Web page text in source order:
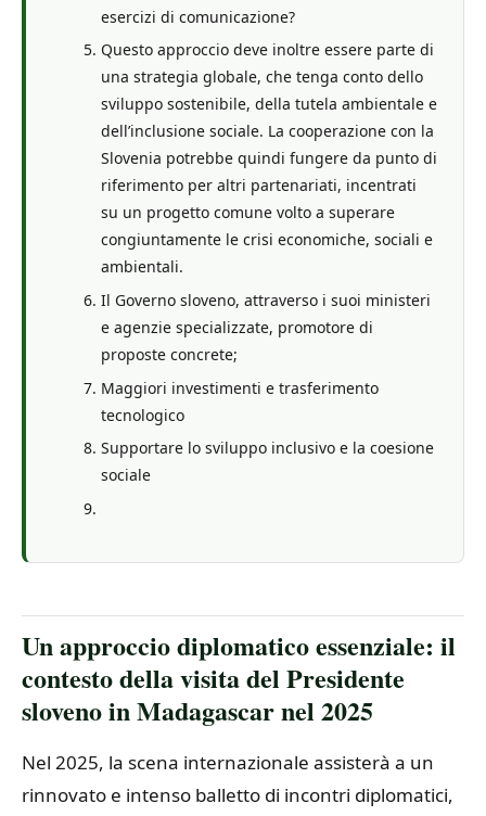
esercizi di comunicazione?
Questo approccio deve inoltre essere parte di
una strategia globale, che tenga conto dello
sviluppo sostenibile, della tutela ambientale e
dell’inclusione sociale. La cooperazione con la
Slovenia potrebbe quindi fungere da punto di
riferimento per altri partenariati, incentrati
su un progetto comune volto a superare
congiuntamente le crisi economiche, sociali e
ambientali.
Il Governo sloveno, attraverso i suoi ministeri
e agenzie specializzate, promotore di
proposte concrete;
Maggiori investimenti e trasferimento
tecnologico
Supportare lo sviluppo inclusivo e la coesione
sociale
Un approccio diplomatico essenziale: il
contesto della visita del Presidente
sloveno in Madagascar nel 2025
Nel 2025, la scena internazionale assisterà a un
rinnovato e intenso balletto di incontri diplomatici,